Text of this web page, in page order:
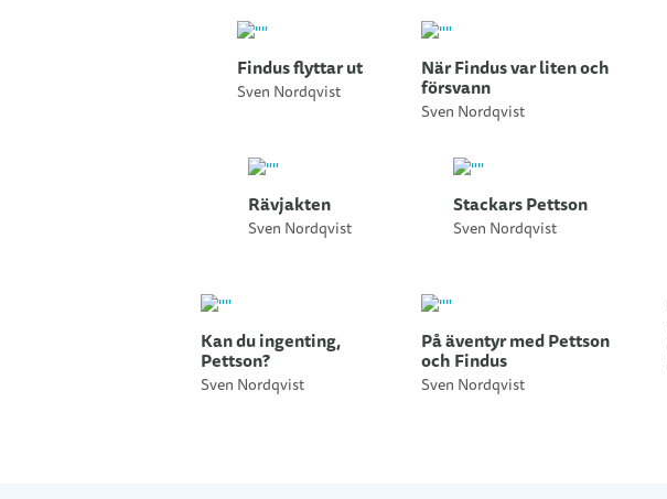
Findus flyttar ut
Sven Nordqvist
När Findus var liten och
försvann
Sven Nordqvist
Rävjakten
Sven Nordqvist
Stackars Pettson
Sven Nordqvist
Kan du ingenting,
Pettson?
Sven Nordqvist
På äventyr med Pettson
och Findus
Sven Nordqvist